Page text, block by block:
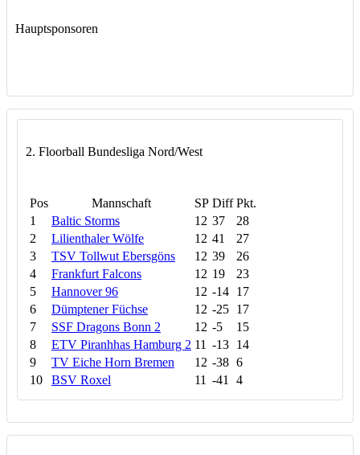
Hauptsponsoren
2. Floorball Bundesliga Nord/West
Pos Mannschaft SP Diff Pkt.
1
Baltic Storms 12 37
28
2
Lilienthaler Wölfe 12 41
27
3
TSV Tollwut Ebersgöns 12 39
26
4
Frankfurt Falcons 12 19
23
5
Hannover 96 12 -14 17
6
Dümptener Füchse 12 -25 17
7
SSF Dragons Bonn 2 12 -5
15
8
ETV Piranhhas Hamburg 2 11 -13 14
9
TV Eiche Horn Bremen 12 -38 6
10
BSV Roxel 11 -41 4